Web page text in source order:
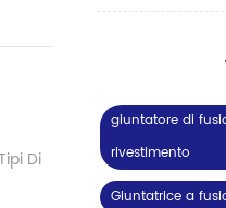
giuntatore di
rivestimento
Giuntatrice a
Di